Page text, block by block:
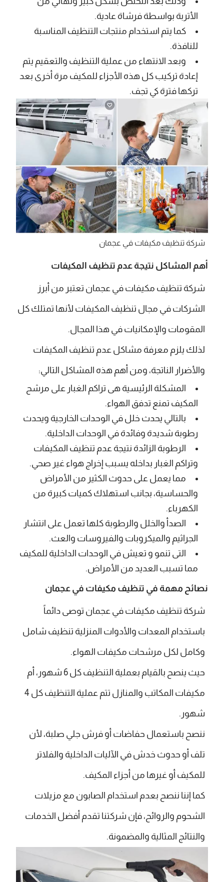
الأتربة بواسطة فرشاة عادية.
كما يتم استخدام منتجات التنظيف المناسبة
للنافذة.
وبعد الانتهاء من عملية التنظيف والتعقيم يتم
إعادة تركيب كل هذه الأجزاء للمكيف مرة أخرى بعد
تركها فترة كي تجف.
شركة تنظيف مكيفات في عجمان
أهم المشاكل نتيجة عدم تنظيف المكيفات
شركة تنظيف مكيفات في عجمان تعتبر من أبرز
الشركات في مجال تنظيف المكيفات لأنها تمتلك كل
المقومات والإمكانيات في هذا المجال.
لذلك يلزم معرفة مشاكل عدم تنظيف المكيفات
والأضرار الناتجة، ومن أهم هذه المشاكل التالي:
المشكلة الرئيسية هى تراكم الغبار على مرشح
المكيف تمنع تدفق الهواء.
بالتالي يحدث خلل في الوحدات الخارجية ويحدث
رطوبة شديدة وفائدة في الوحدات الداخلية.
الرطوبة الزائدة نتيجة عدم تنظيف المكيفات
وتراكم الغبار بداخله يسبب إخراج هواء غير صحي.
مما يعمل على حدوث الكثير من الأمراض
والحساسية، بجانب استهلاك كميات كبيرة من
الكهرباء.
الصدأ والخلل والرطوبة كلها تعمل على انتشار
الجراثيم والميكروبات والفيروسات والعث.
التى تنمو و تعيش في الوحدات الداخلية للمكيف
مما تسبب العديد من الأمراض.
نصائح مهمة في تنظيف مكيفات في عجمان
شركة تنظيف مكيفات في عجمان توصى دائماً
باستخدام المعدات والأدوات المنزلية تنظيف شامل
وكامل لكل مرشحات مكيفات الهواء.
حيث ينصح بالقيام بعملية التنظيف كل 6 شهور، أم
مكيفات المكاتب والمنازل تتم عملية التنظيف كل 4
شهور.
ننصح باستعمال حفاضات أو فرش جلي صلبة، لأن
تلف أو حدوث خدش في الآليات الداخلية والفلاتر
للمكيف أو غيرها من أجزاء المكيف.
كما إننا ننصح بعدم استخدام الصابون مع مزيلات
الشحوم والروائح، فإن شركتنا تقدم أفضل الخدمات
والنتائج المثالية والمضمونة.